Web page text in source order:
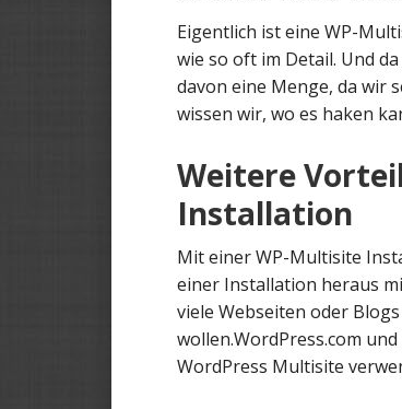
Eigentlich ist eine WP-
wie so oft im Detail. Und
davon eine Menge, da wir
wissen wir, wo es haken
Weitere
Installation
Mit einer WP-Multisite
einer Installation heraus
viele Webseiten oder
wollen.WordPress.com
WordPress Multisite